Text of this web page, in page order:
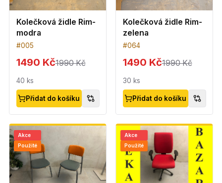
Kolečková židle Rim-
modra
#005
1490 Kč1990 Kč
40 ks
Přidat do košíku
Kolečková židle Rim-
zelena
#064
1490 Kč1990 Kč
30 ks
Přidat do košíku
Akce
Použité
Akce
Použité